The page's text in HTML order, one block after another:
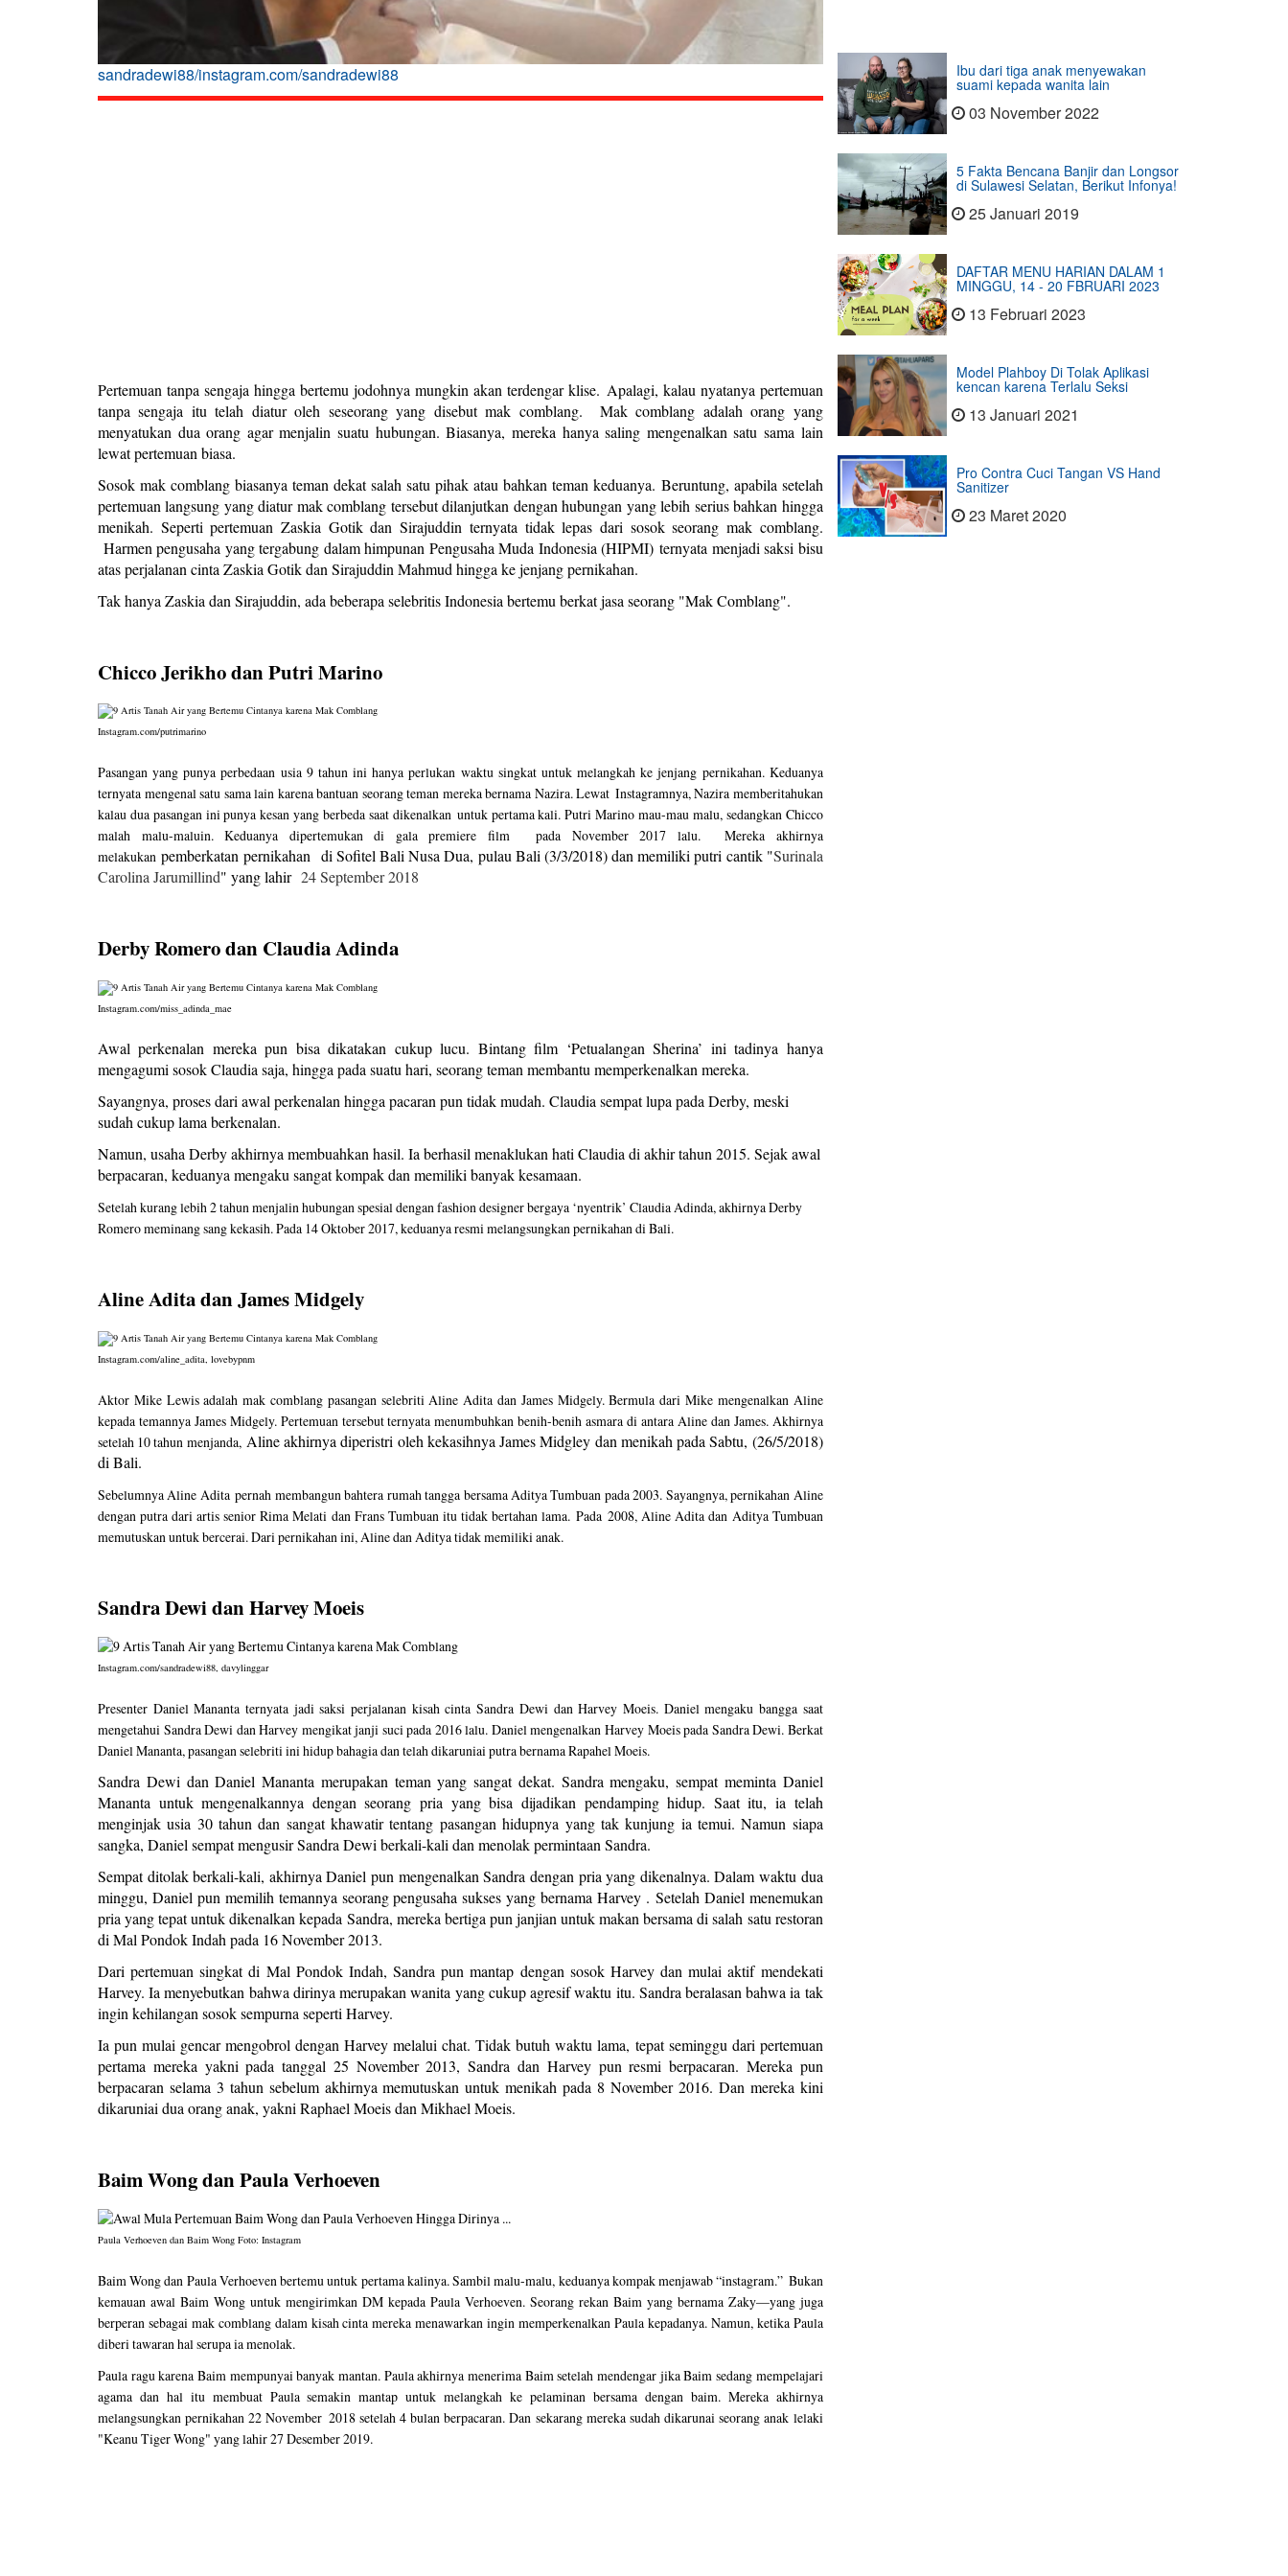
sandradewi88/instagram.com/sandradewi88
Pertemuan tanpa sengaja hingga bertemu jodohnya mungkin akan terdengar klise. Apalagi, kalau nyatanya pertemuan
tanpa sengaja itu telah diatur oleh seseorang yang disebut mak comblang. Mak comblang adalah orang yang
menyatukan dua orang agar menjalin suatu hubungan. Biasanya, mereka hanya saling mengenalkan satu sama lain
lewat pertemuan biasa.
Sosok mak comblang biasanya teman dekat salah satu pihak atau bahkan teman keduanya. Beruntung, apabila setelah
pertemuan langsung yang diatur mak comblang tersebut dilanjutkan dengan hubungan yang lebih serius bahkan hingga
menikah. Seperti pertemuan Zaskia Gotik dan Sirajuddin ternyata tidak lepas dari sosok seorang mak comblang.
Harmen pengusaha yang tergabung dalam himpunan Pengusaha Muda Indonesia (HIPMI) ternyata menjadi saksi bisu
atas perjalanan cinta Zaskia Gotik dan Sirajuddin Mahmud hingga ke jenjang pernikahan.
Tak hanya Zaskia dan Sirajuddin, ada beberapa selebritis Indonesia bertemu berkat jasa seorang "Mak Comblang".
Chicco Jerikho dan Putri Marino
Instagram.com/putrimarino
Pasangan yang punya perbedaan usia 9 tahun ini hanya perlukan waktu singkat untuk melangkah ke jenjang pernikahan. Keduanya
ternyata mengenal satu sama lain karena bantuan seorang teman mereka bernama Nazira. Lewat Instagramnya, Nazira memberitahukan
kalau dua pasangan ini punya kesan yang berbeda saat dikenalkan untuk pertama kali. Putri Marino mau-mau malu, sedangkan Chicco
malah malu-maluin. Keduanya dipertemukan di gala premiere film pada November 2017 lalu. Mereka akhirnya
melakukanpemberkatanpernikahan di Sofitel Bali Nusa Dua, pulau Bali (3/3/2018) dan memiliki putri cantik "Surinala
Carolina Jarumillind" yang lahir 24 September 2018
Derby Romero dan Claudia Adinda
Instagram.com/miss_adinda_mae
Awal perkenalan mereka pun bisa dikatakan cukup lucu. Bintang film ‘Petualangan Sherina’ ini tadinya hanya
mengagumi sosok Claudia saja, hingga pada suatu hari, seorang teman membantu memperkenalkan mereka.
Sayangnya, proses dari awal perkenalan hingga pacaran pun tidak mudah. Claudia sempat lupa pada Derby, meski
sudah cukup lama berkenalan.
Namun, usaha Derby akhirnya membuahkan hasil. Ia berhasil menaklukan hati Claudia di akhir tahun 2015. Sejak awal
berpacaran, keduanya mengaku sangat kompak dan memiliki banyak kesamaan.
Setelah kurang lebih 2 tahun menjalin hubungan spesial dengan fashion designer bergaya ‘nyentrik’ Claudia Adinda, akhirnya Derby
Romero meminang sang kekasih. Pada 14 Oktober 2017, keduanya resmi melangsungkan pernikahan di Bali.
Aline Adita dan James Midgely
Instagram.com/aline_adita, lovebypnm
Aktor Mike Lewis adalah mak comblang pasangan selebriti Aline Adita dan James Midgely. Bermula dari Mike mengenalkan Aline
kepada temannya James Midgely. Pertemuan tersebut ternyata menumbuhkan benih-benih asmara di antara Aline dan James. Akhirnya
setelah 10 tahun menjanda, Aline akhirnya diperistri oleh kekasihnya James Midgley dan menikah pada Sabtu, (26/5/2018)
di Bali.
Sebelumnya Aline Aditapernah membangun bahtera rumah tangga bersama Aditya Tumbuan pada 2003. Sayangnya, pernikahan Aline
dengan putra dari artis senior Rima Melati dan Frans Tumbuan itu tidak bertahan lama. Pada 2008, Aline Adita dan Aditya Tumbuan
memutuskan untuk bercerai. Dari pernikahan ini, Aline dan Aditya tidak memiliki anak.
Sandra Dewi dan Harvey Moeis
Instagram.com/sandradewi88, davylinggar
Presenter Daniel Mananta ternyata jadi saksi perjalanan kisah cinta Sandra Dewi dan Harvey Moeis. Daniel mengaku bangga saat
mengetahui Sandra Dewi dan Harvey mengikat janji suci pada 2016 lalu. Daniel mengenalkan Harvey Moeis pada Sandra Dewi. Berkat
Daniel Mananta, pasangan selebriti ini hidup bahagia dan telah dikaruniai putra bernama Rapahel Moeis.
Sandra Dewi dan Daniel Mananta merupakan teman yang sangat dekat. Sandra mengaku, sempat meminta Daniel
Mananta untuk mengenalkannya dengan seorang pria yang bisa dijadikan pendamping hidup. Saat itu, ia telah
menginjak usia 30 tahun dan sangat khawatir tentang pasangan hidupnya yang tak kunjung ia temui. Namun siapa
sangka, Daniel sempat mengusir Sandra Dewi berkali-kali dan menolak permintaan Sandra.
Sempat ditolak berkali-kali, akhirnya Daniel pun mengenalkan Sandra dengan pria yang dikenalnya. Dalam waktu dua
minggu, Daniel pun memilih temannya seorang pengusaha sukses yang bernama Harvey . Setelah Daniel menemukan
pria yang tepat untuk dikenalkan kepada Sandra, mereka bertiga pun janjian untuk makan bersama di salah satu restoran
di Mal Pondok Indah pada 16 November 2013.
Dari pertemuan singkat di Mal Pondok Indah, Sandra pun mantap dengan sosok Harvey dan mulai aktif mendekati
Harvey. Ia menyebutkan bahwa dirinya merupakan wanita yang cukup agresif waktu itu. Sandra beralasan bahwa ia tak
ingin kehilangan sosok sempurna seperti Harvey.
Ia pun mulai gencar mengobrol dengan Harvey melalui chat. Tidak butuh waktu lama, tepat seminggu dari pertemuan
pertama mereka yakni pada tanggal 25 November 2013, Sandra dan Harvey pun resmi berpacaran. Mereka pun
berpacaran selama 3 tahun sebelum akhirnya memutuskan untuk menikah pada 8 November 2016. Dan mereka kini
dikaruniai dua orang anak, yakni Raphael Moeis dan Mikhael Moeis.
Baim Wong dan Paula Verhoeven
Paula Verhoeven dan Baim Wong Foto: Instagram
Baim Wong dan Paula Verhoeven bertemu untuk pertama kalinya. Sambil malu-malu, keduanya kompak menjawab “instagram.” Bukan
kemauan awal Baim Wong untuk mengirimkan DM kepada Paula Verhoeven. Seorang rekan Baim yang bernama Zaky—yang juga
berperan sebagai mak comblang dalam kisah cinta mereka menawarkan ingin memperkenalkan Paula kepadanya. Namun, ketika Paula
diberi tawaran hal serupa ia menolak.
Paula ragu karena Baim mempunyai banyak mantan. Paula akhirnya menerima Baim setelah mendengar jika Baim sedang mempelajari
agama dan hal itu membuat Paula semakin mantap untuk melangkah ke pelaminan bersama dengan baim. Mereka akhirnya
melangsungkan pernikahan 22 November 2018 setelah 4 bulan berpacaran. Dan sekarang mereka sudah dikarunai seorang anak lelaki
"Keanu Tiger Wong" yang lahir 27 Desember 2019.
Ibu dari tiga anak menyewakan
suami kepada wanita lain
03 November 2022
5 Fakta Bencana Banjir dan Longsor
di Sulawesi Selatan, Berikut Infonya!
25 Januari 2019
DAFTAR MENU HARIAN DALAM 1
MINGGU, 14 - 20 FBRUARI 2023
13 Februari 2023
Model Plahboy Di Tolak Aplikasi
kencan karena Terlalu Seksi
13 Januari 2021
Pro Contra Cuci Tangan VS Hand
Sanitizer
23 Maret 2020